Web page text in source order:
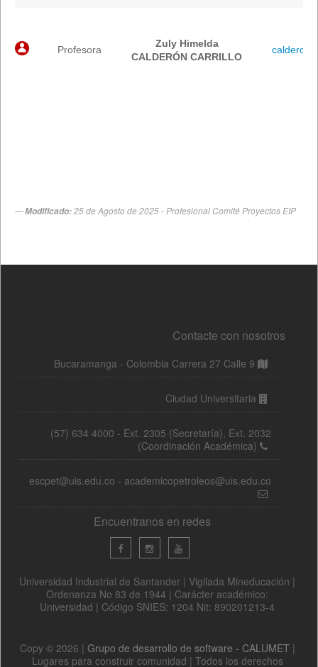
Contacte con nosotros
Bucaramanga - Colombia Carrera 27 Calle 9
Ciudad Universitaria
(57) 634 4000 - Ext. 2305 (Secretaría), Ext. 2032
(Coordinación Académica)
escpet@uis.edu.co - academicopetroleos@uis.edu.co
Encuentranos en redes
Universidad Industrial de Santander | Vigilada Mineducación |
Ordenanza No 83 de 1944 | Carácter académico:
Universidad | Código SNIES: 1204 Nit: 890201213-4
Copy © 2026 | Grupo de desarrollo de software - CALUMET |
Lugares para construir comunidad | Todos los derechos